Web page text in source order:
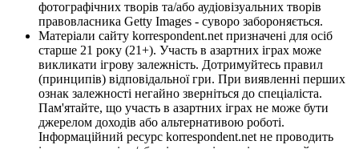
фотографічних творів та/або аудіовізуальних творів
правовласника Getty Images - суворо забороняється.
Матеріали сайту korrespondent.net призначені для осіб
старше 21 року (21+). Участь в азартних іграх може
викликати ігрову залежність. Дотримуйтесь правил
(принципів) відповідальної гри. При виявленні перших
ознак залежності негайно зверніться до спеціаліста.
Пам'ятайте, що участь в азартних іграх не може бути
джерелом доходів або альтернативою роботі.
Інформаційний ресурс korrespondent.net не проводить